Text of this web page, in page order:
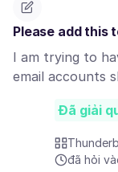
Please add this
I am trying to
email accounts
Đã giải
đã hỏi